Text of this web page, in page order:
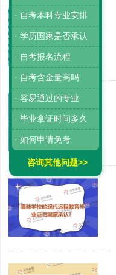
· 自考本科专业安排
· 学历国家是否承认
· 自考报名流程
· 自考含金量高吗
· 容易通过的专业
· 毕业拿证时间多久
· 如何申请免考
咨询其他问题>>